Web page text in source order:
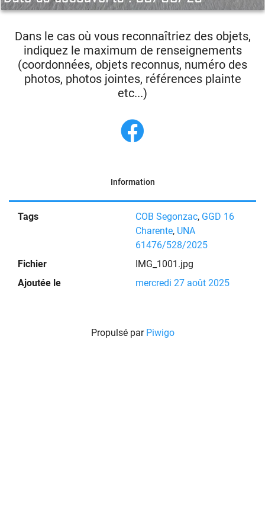
Dans le cas où vous reconnaîtriez des objets,
indiquez le maximum de renseignements
(coordonnées, objets reconnus, numéro des
photos, photos jointes, références plainte
etc...)
Information
Tags COB Segonzac, GGD 16
Charente, UNA
61476/528/2025
Fichier
IMG_1001.jpg
Ajoutée le
mercredi 27 août 2025
Propulsé par Piwigo